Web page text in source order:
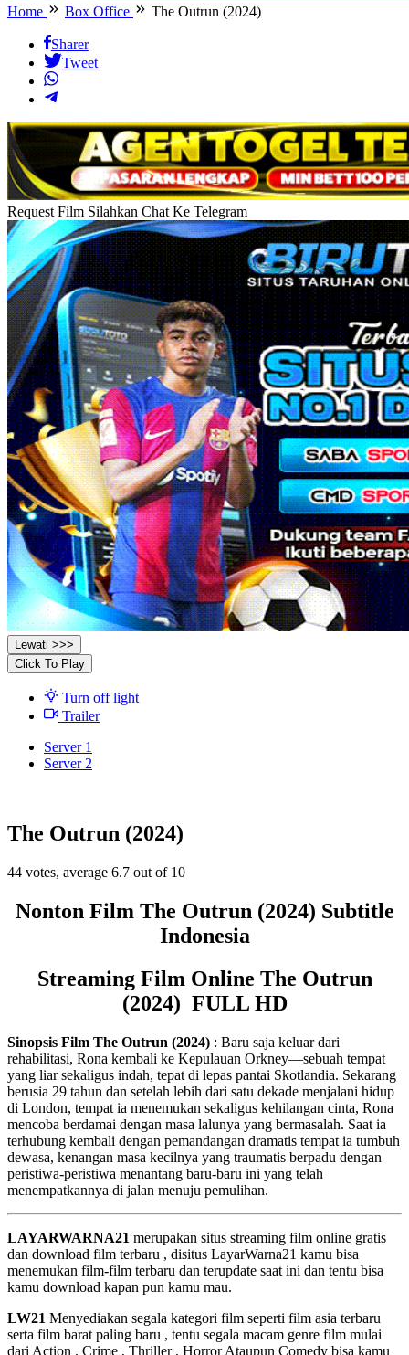
Home Box Office The Outrun (2024)
Sharer
Tweet
Request Film Silahkan Chat Ke Telegram
Lewati >>>
Click To Play
Turn off light
Trailer
Server 1
Server 2
The Outrun (2024)
44 votes, average 6.7 out of 10
Nonton Film The Outrun (2024) Subtitle
Indonesia
Streaming Film Online The Outrun
(2024) FULL HD
Sinopsis Film The Outrun (2024) : Baru saja keluar dari
rehabilitasi, Rona kembali ke Kepulauan Orkney—sebuah tempat
yang liar sekaligus indah, tepat di lepas pantai Skotlandia. Sekarang
berusia 29 tahun dan setelah lebih dari satu dekade menjalani hidup
di London, tempat ia menemukan sekaligus kehilangan cinta, Rona
mencoba berdamai dengan masa lalunya yang bermasalah. Saat ia
terhubung kembali dengan pemandangan dramatis tempat ia tumbuh
dewasa, kenangan masa kecilnya yang traumatis berpadu dengan
peristiwa-peristiwa menantang baru-baru ini yang telah
menempatkannya di jalan menuju pemulihan.
LAYARWARNA21 merupakan situs streaming film online gratis
dan download film terbaru , disitus LayarWarna21 kamu bisa
menemukan film-film terbaru dan terupdate saat ini dan tentu bisa
kamu download kapan pun kamu mau.
LW21 Menyediakan segala kategori film seperti film asia terbaru
serta film barat paling baru , tentu segala macam genre film mulai
dari Action , Crime , Thriller , Horror Ataupun Comedy bisa kamu